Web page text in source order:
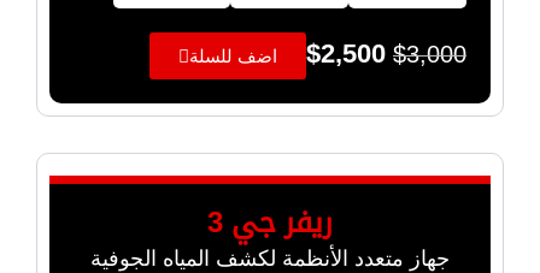
$3,000
$2,500 اضف للسلة
ريفر جي 3
جهاز متعدد الأنظمة لكشف المياه الجوفية